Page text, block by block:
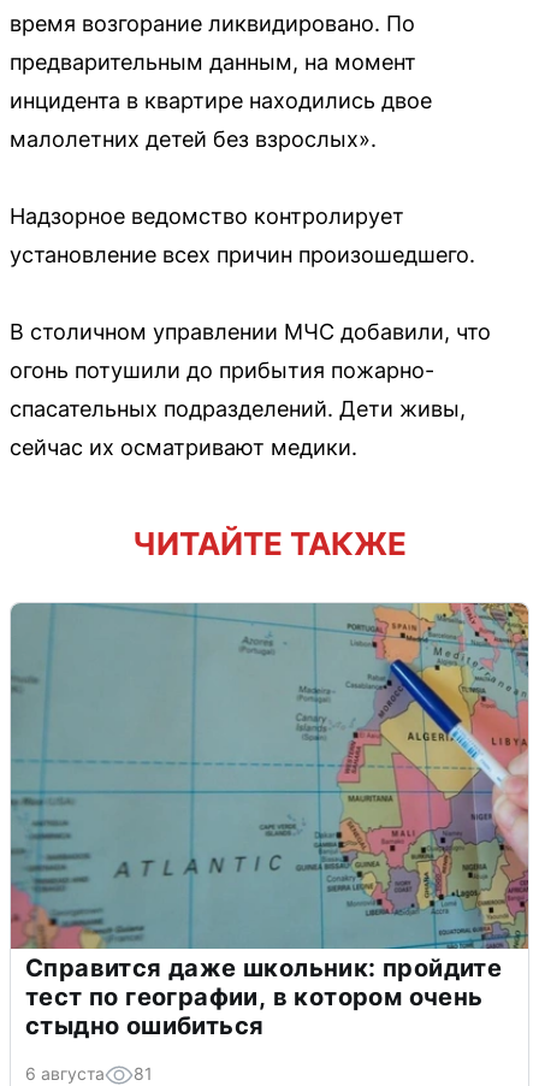
время возгорание ликвидировано. По
предварительным данным, на момент
инцидента в квартире находились двое
малолетних детей без взрослых».
Надзорное ведомство контролирует
установление всех причин произошедшего.
В столичном управлении МЧС добавили, что
огонь потушили до прибытия пожарно-
спасательных подразделений. Дети живы,
сейчас их осматривают медики.
ЧИТАЙТЕ ТАКЖЕ
Справится даже школьник: пройдите
тест по географии, в котором очень
стыдно ошибиться
6 августа 81